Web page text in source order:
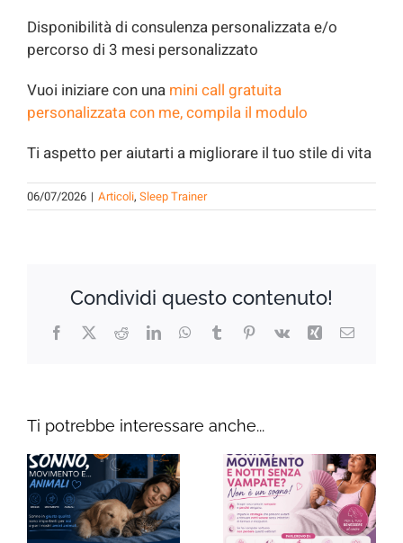
Disponibilità di consulenza personalizzata e/o
percorso di 3 mesi personalizzato
Vuoi iniziare con una mini call gratuita
personalizzata con me, compila il modulo
Ti aspetto per aiutarti a migliorare il tuo stile di vita
06/07/2026 | Articoli, Sleep Trainer
Condividi questo contenuto!
Facebook
X RedditLinkedInWhatsApp
TumblrPinterest
Vk Xing Email
Ti potrebbe interessare anche...